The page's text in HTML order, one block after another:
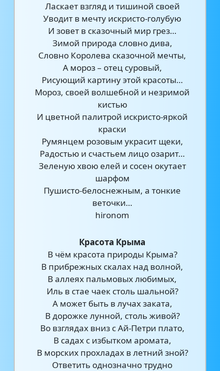
Ласкает взгляд и тишиной своей
Уводит в мечту искристо-голубую
И зовет в сказочный мир грез…
Зимой природа словно дива,
Словно Королева сказочной мечты,
А мороз – отец суровый,
Рисующий картину этой красоты…
Мороз, своей волшебной и незримой
кистью
И цветной палитрой искристо-яркой
краски
Румянцем розовым украсит щеки,
Радостью и счастьем лицо озарит…
Зеленую хвою елей и сосен окутает
шарфом
Пушисто-белоснежным, а тонкие
веточки…
hironom
Красота Крыма
В чём красота природы Крыма?
В прибрежных скалах над волной,
В аллеях пальмовых любимых,
Иль в стае чаек столь шальной?
А может быть в лучах заката,
В дорожке лунной, столь живой?
Во взглядах вниз с Ай-Петри плато,
В садах с избытком аромата,
В морских прохладах в летний зной?
Ответить однозначно трудно